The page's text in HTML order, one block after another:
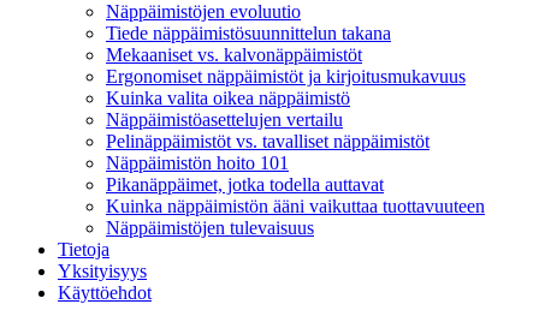
Näppäimistöjen evoluutio
Tiede näppäimistösuunnittelun takana
Mekaaniset vs. kalvonäppäimistöt
Ergonomiset näppäimistöt ja kirjoitusmukavuus
Kuinka valita oikea näppäimistö
Näppäimistöasettelujen vertailu
Pelinäppäimistöt vs. tavalliset näppäimistöt
Näppäimistön hoito 101
Pikanäppäimet, jotka todella auttavat
Kuinka näppäimistön ääni vaikuttaa tuottavuuteen
Näppäimistöjen tulevaisuus
Tietoja
Yksityisyys
Käyttöehdot